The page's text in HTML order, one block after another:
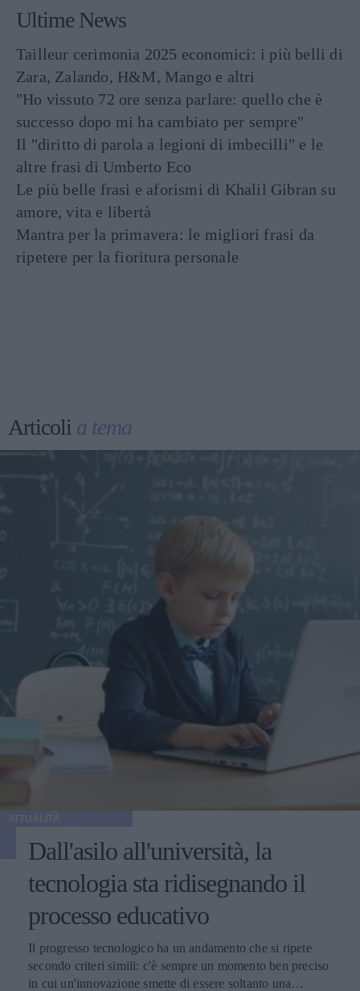
Ultime News
Tailleur cerimonia 2025 economici: i più belli di
Zara, Zalando, H&M, Mango e altri
"Ho vissuto 72 ore senza parlare: quello che è
successo dopo mi ha cambiato per sempre"
Il "diritto di parola a legioni di imbecilli" e le
altre frasi di Umberto Eco
Le più belle frasi e aforismi di Khalil Gibran su
amore, vita e libertà
Mantra per la primavera: le migliori frasi da
ripetere per la fioritura personale
Articoli a tema
Dall'asilo all'università, la
tecnologia sta ridisegnando il
processo educativo
Il progresso tecnologico ha un andamento che si ripete
secondo criteri simili: c'è sempre un momento ben preciso
in cui un'innovazione smette di essere soltanto una